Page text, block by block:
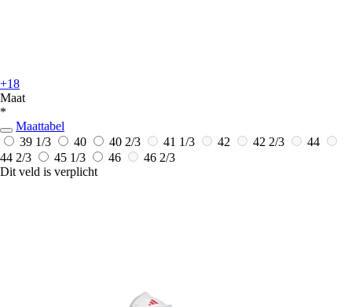
+18
Maat
*
Maattabel
39 1/3
40 40 2/3 41 1/3 42 42 2/3
44
44 2/3
45 1/3 46
46 2/3
Dit veld is verplicht